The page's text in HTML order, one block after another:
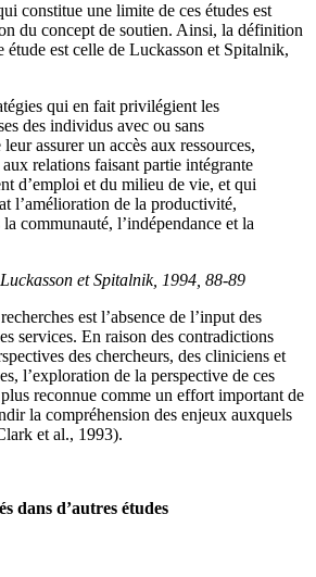
constitue une limite de ces études est
du concept de soutien. Ainsi, la définition
étude est celle de Luckasson et Spitalnik,
qui en fait privilégient les
des individus avec ou sans
assurer un accès aux ressources,
relations faisant partie intégrante
d’emploi et du milieu de vie, et qui
l’amélioration de la productivité,
communauté, l’indépendance et la
et Spitalnik, 1994, 88-89
est l’absence de l’input des
services. En raison des contradictions
des chercheurs, des cliniciens et
l’exploration de la perspective de ces
reconnue comme un effort important de
la compréhension des enjeux auxquels
et al., 1993).
dans d’autres études